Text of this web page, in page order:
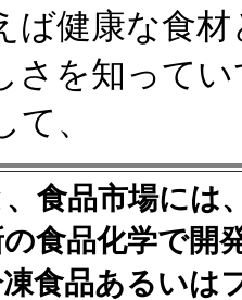
ば健康な食
さを知って
、
食品市場には
の食品化学で開
凍食品あるいは